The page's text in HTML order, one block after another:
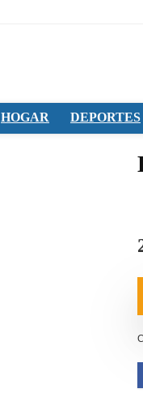
HOGAR DEPORTES